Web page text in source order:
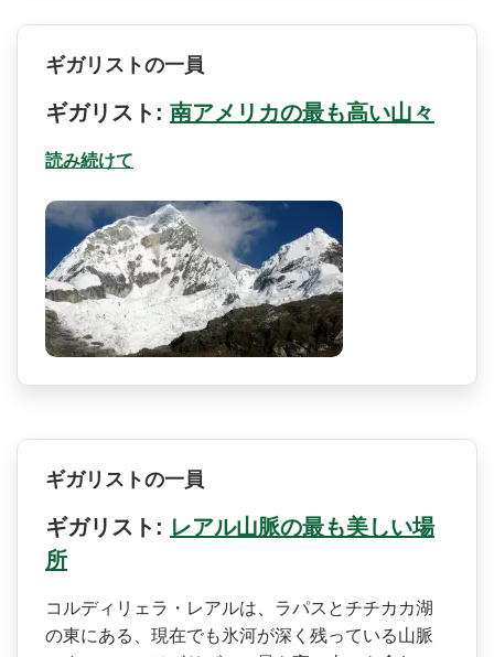
ギガリストの一員
ギガリスト: 南アメリカの最も高い山々
読み続けて
ギガリストの一員
ギガリスト: レアル山脈の最も美しい場
所
コルディリェラ・レアルは、­ラパスとチチカカ湖
の東にある、現在でも氷河が深く­残っている山脈